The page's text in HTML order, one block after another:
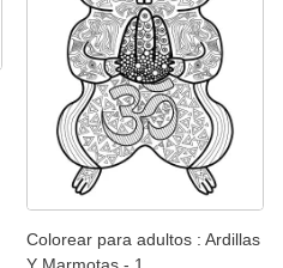
Colorear para adultos : Ardillas